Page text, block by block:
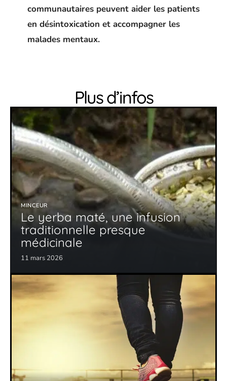
communautaires peuvent aider les patients
en désintoxication et accompagner les
malades mentaux.
Plus d’infos
MINCEUR
Le yerba maté, une infusion
traditionnelle presque
médicinale
11 mars 2026